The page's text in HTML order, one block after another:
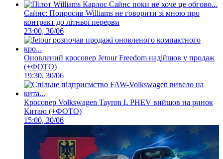
Сайнс: Попросив Williams не говорити зі мною про
контракт до літньої перерви
23:00, 30/06
Оновлений кросовер Jetour Freedom надійшов у продаж
(+ФОТО)
19:30, 30/06
Кросовер Volkswagen Tayron L PHEV вийшов на ринок
Китаю (+ФОТО)
15:00, 30/06